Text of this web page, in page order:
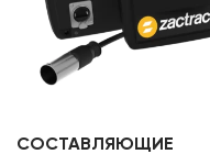
СОСТАВЛЯЮЩИЕ